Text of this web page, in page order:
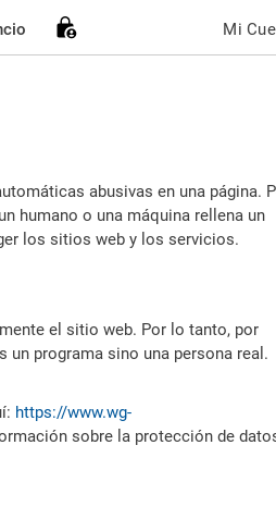
Mi
abusivas en una página.
humano o una máquina rellena un
los sitios web y los servicios.
el sitio web. Por lo tanto, por
un programa sino una persona real.
https://www.wg-
sobre la protección de